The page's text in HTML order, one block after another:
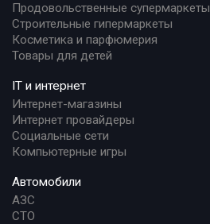
Продовольственные супермаркеты
Строительные гипермаркеты
Косметика и парфюмерия
Товары для детей
IT и интернет
Интернет-магазины
Интернет провайдеры
Социальные сети
Компьютерные игры
Автомобили
АЗС
СТО